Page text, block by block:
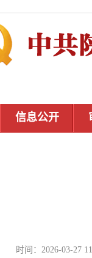
信息公开
时间：2026-03-